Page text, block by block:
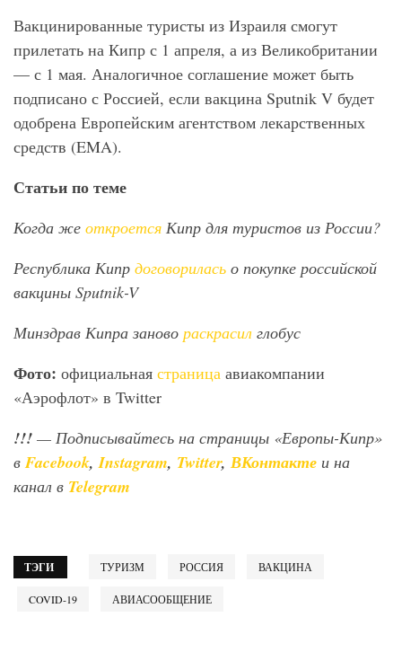
Вакцинированные туристы из Израиля смогут
прилетать на Кипр с 1 апреля, а из Великобритании
— с 1 мая. Аналогичное соглашение может быть
подписано с Россией, если вакцина Sputnik V будет
одобрена Европейским агентством лекарственных
средств (EMA).
Статьи по теме
Когда же откроется Кипр для туристов из России?
Республика Кипр договорилась о покупке российской
вакцины Sputnik-V
Минздрав Кипра заново раскрасил глобус
Фото: официальная страница авиакомпании
«Аэрофлот» в Twitter
!!! — Подписывайтесь на страницы «Европы-Кипр»
вFacebook,Instagram, Twitter, ВКонтакте и на
канал в Telegram
ТЭГИ ТУРИЗМ РОССИЯ ВАКЦИНА
COVID-19 АВИАСООБЩЕНИЕ